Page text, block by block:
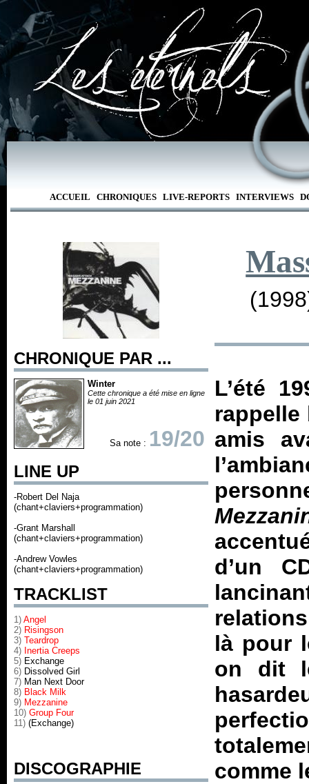
ACCUEIL CHRONIQUES LIVE-REPORTS INTERVIEWS
CHRONIQUE PAR ...
Winter
Cette chronique a été mise en ligne
le 01 juin 2021
Sa note : 19/20
LINE UP
-Robert Del Naja
(chant+claviers+programmation)
-Grant Marshall
(chant+claviers+programmation)
-Andrew Vowles
(chant+claviers+programmation)
TRACKLIST
1) Angel
2) Risingson
3) Teardrop
4) Inertia Creeps
5) Exchange
6) Dissolved Girl
7) Man Next Door
8) Black Milk
9) Mezzanine
10) Group Four
11) (Exchange)
DISCOGRAPHIE
L’été
rappelle
amis
d’un
là pour
on dit
comme